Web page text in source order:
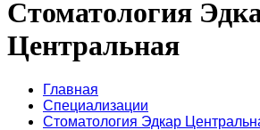
Стоматология
Центральная
Главная
Специализации
Стоматология Эдкар